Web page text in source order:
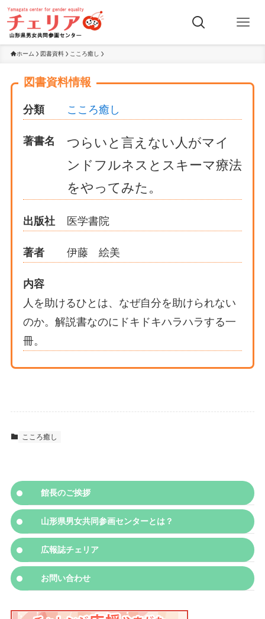
ホーム 図書資料 こころ癒し
図書資料情報
分類 こころ癒し
著書名
つらいと言えない人がマイ
ンドフルネスとスキーマ療法
をやってみた。
出版社 医学書院
著者 伊藤 絵美
内容
人を助けるひとは、なぜ自分を助けられない
のか。解説書なのにドキドキハラハラする一
冊。
こころ癒し
館長のご挨拶
山形県男女共同参画センターとは？
広報誌チェリア
お問い合わせ